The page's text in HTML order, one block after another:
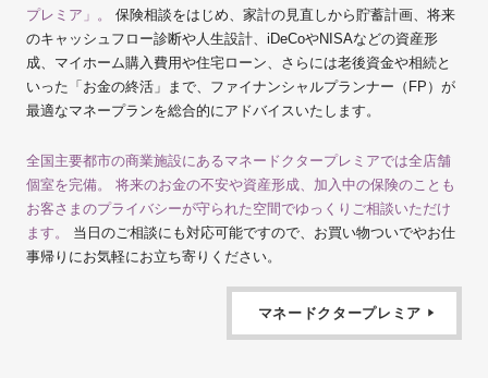
プレミア」。 保険相談をはじめ、家計の見直しから貯蓄計画、将来
のキャッシュフロー診断や人生設計、iDeCoやNISAなどの資産形
成、マイホーム購入費用や住宅ローン、さらには老後資金や相続と
いった「お金の終活」まで、ファイナンシャルプランナー（FP）が
最適なマネープランを総合的にアドバイスいたします。
全国主要都市の商業施設にあるマネードクタープレミアでは全店舗
個室を完備。 将来のお金の不安や資産形成、加入中の保険のことも
お客さまのプライバシーが守られた空間でゆっくりご相談いただけ
ます。 当日のご相談にも対応可能ですので、お買い物ついでやお仕
事帰りにお気軽にお立ち寄りください。
マネードクタープレミア